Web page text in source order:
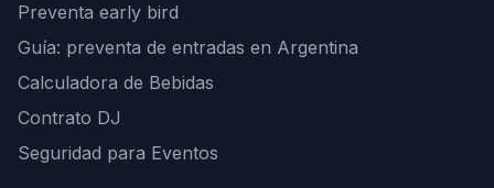
Preventa early bird
Guía: preventa de entradas en Argentina
Calculadora de Bebidas
Contrato DJ
Seguridad para Eventos